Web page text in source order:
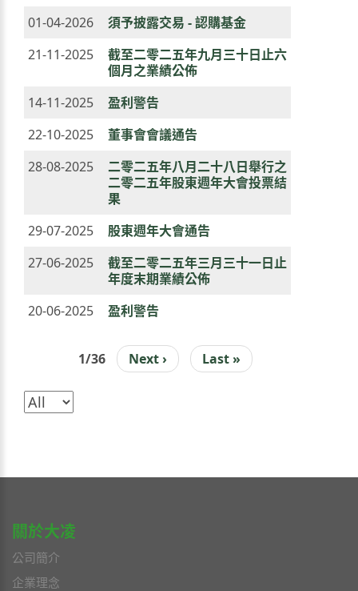
01-04-2026
須予披露交易 - 認購基金
21-11-2025
截至二零二五年九月三十日止六
個月之業績公佈
14-11-2025
盈利警告
22-10-2025
董事會會議通告
28-08-2025
二零二五年八月二十八日舉行之
二零二五年股東週年大會投票結
果
29-07-2025
股東週年大會通告
27-06-2025
截至二零二五年三月三十一日止
年度末期業績公佈
20-06-2025
盈利警告
PAGINATION
1/36
下
一
Next ›
Last
page
Last »
關於大凌
公司簡介
企業理念